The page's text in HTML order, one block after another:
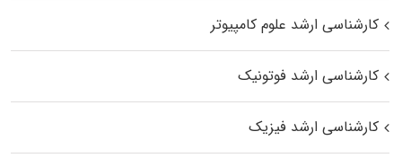
کارشناسی ارشد علوم کامپیوتر
کارشناسی ارشد فوتونیک
کارشناسی ارشد فیزیک